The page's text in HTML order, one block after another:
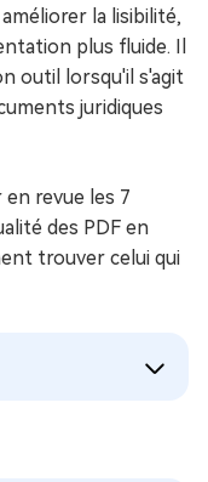
la lisibilité,
plus fluide. Il
outil lorsqu'il s'agit
juridiques
revue les 7
des PDF en
trouver celui qui